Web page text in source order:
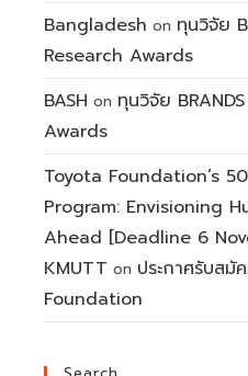
Bangladesh on ทุนวิจัย
Research Awards
BASH on ทุนวิจัย
Awards
Toyota Foundation’s
Program: Envisioning
Ahead [Deadline 6
KMUTT on ประกาศรับสมั
Foundation